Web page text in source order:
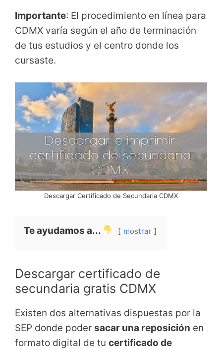
Importante: El procedimiento en línea para
CDMX varía según el año de terminación
de tus estudios y el centro donde los
cursaste.
Descargar Certificado de Secundaria CDMX
Te ayudamos a... mostrar
Descargar certificado de
secundaria gratis CDMX
Existen dos alternativas dispuestas por la
SEP donde poder sacar una reposición en
formato digital de tu certificado de